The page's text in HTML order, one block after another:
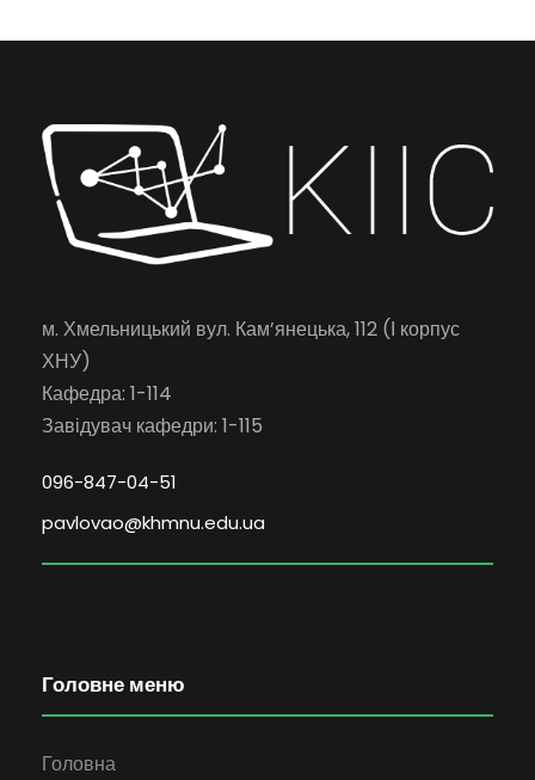
м. Хмельницький вул. Кам’янецька, 112 (І корпус
ХНУ)
Кафедра: 1-114
Завідувач кафедри: 1-115
096-847-04-51
pavlovao@khmnu.edu.ua
Головне меню
Головна